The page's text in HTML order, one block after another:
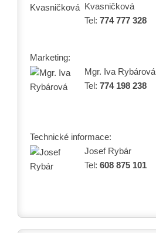
Kvasničková
Tel: 774 777 328
Marketing:
Mgr. Iva Rybárová
Tel: 774 198 238
Technické informace:
Josef Rybár
Tel: 608 875 101